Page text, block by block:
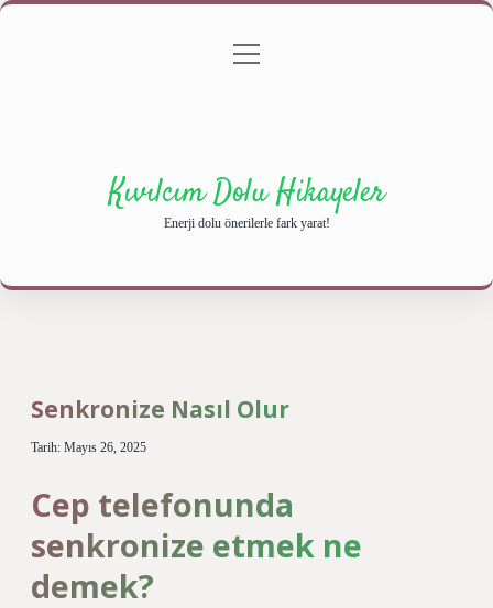
Gizlilik Politikası
menüyü
Kıvılcım Dolu Hikayeler
Enerji dolu önerilerle fark yarat!
Senkronize Nasıl Olur
Tarih: Mayıs 26, 2025
Cep telefonunda
senkronize etmek ne
demek?